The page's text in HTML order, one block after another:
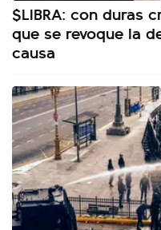
$LIBRA: con duras
que se revoque la
causa